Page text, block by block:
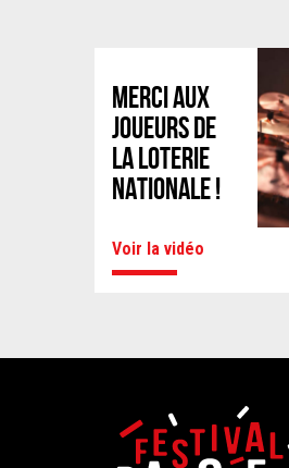
MERCI AUX
JOUEURS DE
LA LOTERIE
NATIONALE !
Voir la vidéo